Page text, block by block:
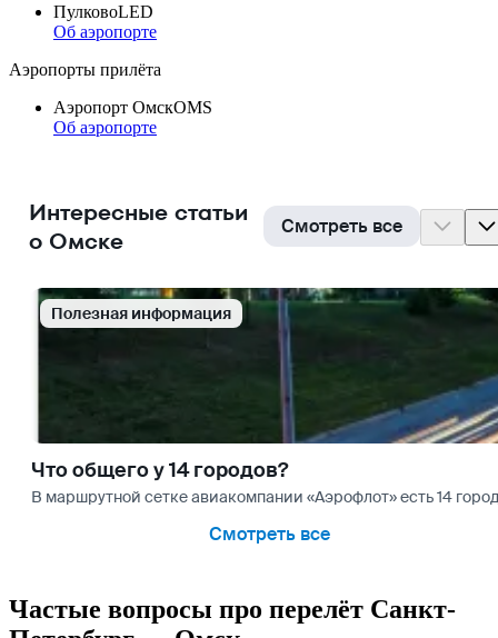
ПулковоLED
Об аэропорте
Аэропорты прилёта
Аэропорт ОмскOMS
Об аэропорте
Интересные статьи
о Омске
Смотреть все
Полезная информация
Что общего у 14 городов?
В маршрутной сетке авиакомпании «Аэрофлот» есть 14
Смотреть все
Частые вопросы про перелёт Санкт-